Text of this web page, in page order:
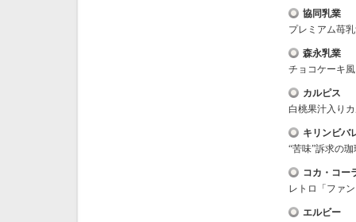
協同乳業
プレミアム苺
森永乳業
チョコケーキ
カルピス
白桃果汁入り
キリンビバ
“苦味”訴求の
コカ・コー
レトロ「ファ
エルビー